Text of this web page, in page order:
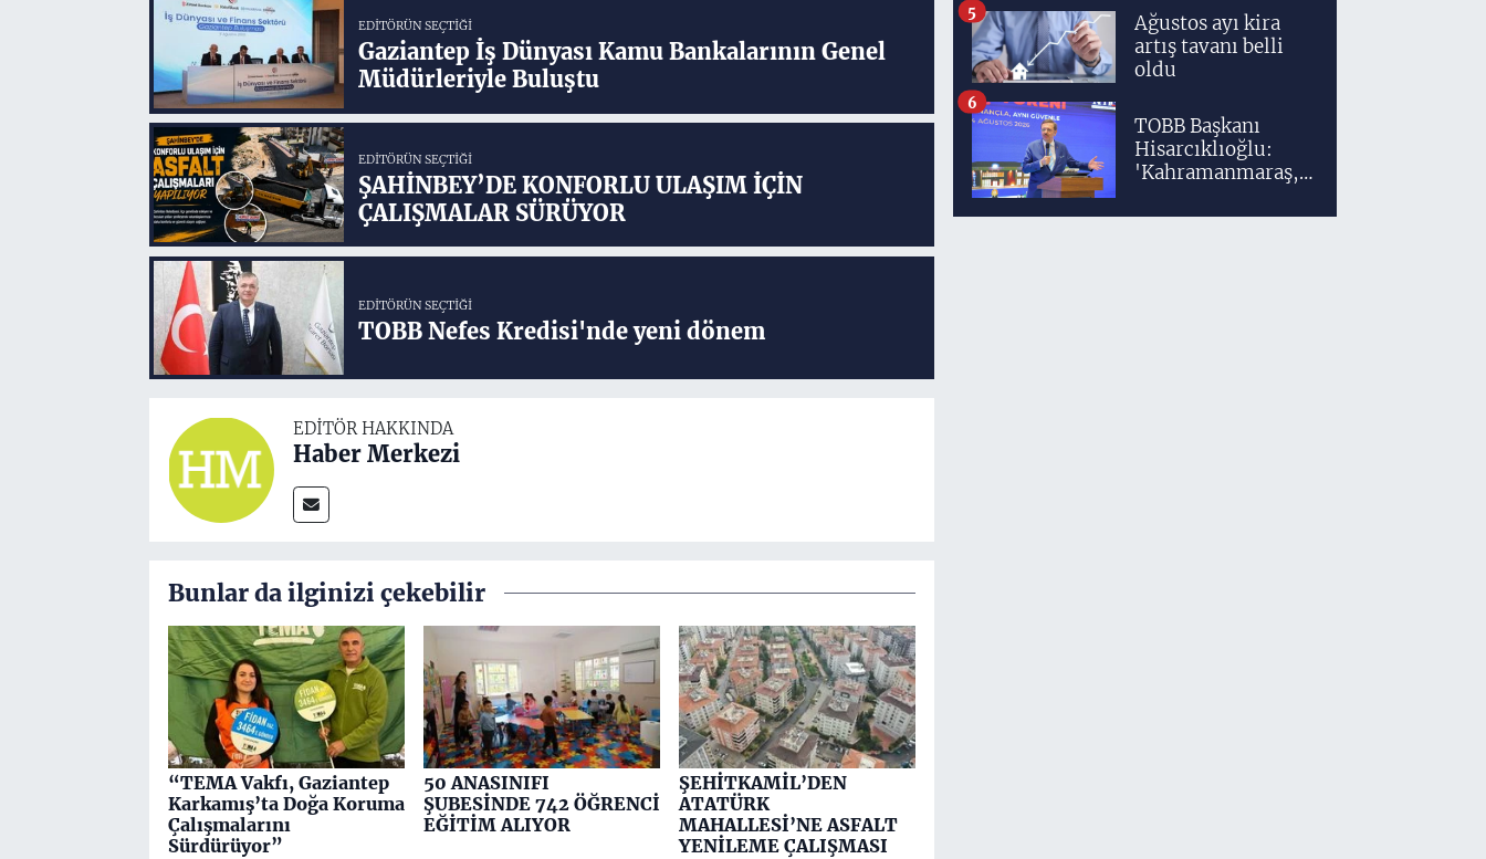
EDITÖRÜN SEÇTIĞI
Gaziantep İş Dünyası Kamu Bankalarının Genel
Müdürleriyle Buluştu
EDITÖRÜN SEÇTIĞI
ŞAHİNBEY’DE KONFORLU ULAŞIM İÇİN
ÇALIŞMALAR SÜRÜYOR
EDITÖRÜN SEÇTIĞI
TOBB Nefes Kredisi'nde yeni dönem
EDITÖR HAKKINDA
Haber Merkezi
Bunlar da ilginizi çekebilir
“TEMA Vakfı, Gaziantep
Karkamış’ta Doğa Koruma
Çalışmalarını
Sürdürüyor”
50 ANASINIFI
ŞUBESİNDE 742 ÖĞRENCİ
EĞİTİM ALIYOR
ŞEHİTKAMİL’DEN
ATATÜRK
MAHALLESİ’NE ASFALT
YENİLEME ÇALIŞMASI
teknolojiyle
yetişiyor
Ağustos ayı kira
artış tavanı belli
oldu
5
TOBB Başkanı
Hisarcıklıoğlu:
'Kahramanmaraş,
Türkiye
6